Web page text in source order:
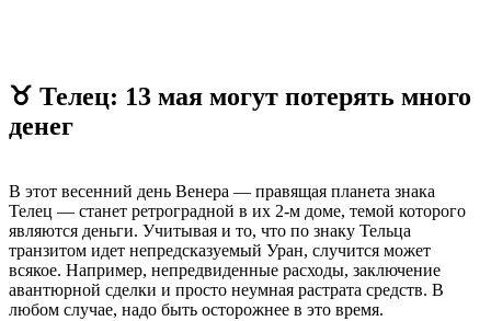
♉ Телец: 13 мая могут потерять много
денег
В этот весенний день Венера — правящая планета знака
Телец — станет ретроградной в их 2-м доме, темой которого
являются деньги. Учитывая и то, что по знаку Тельца
транзитом идет непредсказуемый Уран, случится может
всякое. Например, непредвиденные расходы, заключение
авантюрной сделки и просто неумная растрата средств. В
любом случае, надо быть осторожнее в это время.